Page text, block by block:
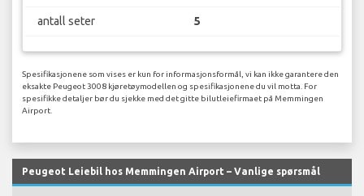
antall seter 5
Spesifikasjonene som vises er kun for informasjonsformål, vi kan ikke garantere den
eksakte Peugeot 3008 kjøretøymodellen og spesifikasjonene du vil motta. For
spesifikke detaljer bør du sjekke med det gitte bilutleiefirmaet på Memmingen
Airport.
Peugeot Leiebil hos Memmingen Airport – Vanlige spørsmål